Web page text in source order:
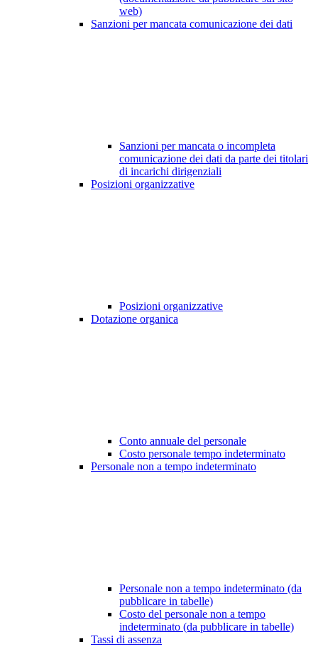
web)
Sanzioni per mancata comunicazione dei dati
Sanzioni per mancata o incompleta
comunicazione dei dati da parte dei titolari
di incarichi dirigenziali
Posizioni organizzative
Posizioni organizzative
Dotazione organica
Conto annuale del personale
Costo personale tempo indeterminato
Personale non a tempo indeterminato
Personale non a tempo indeterminato (da
pubblicare in tabelle)
Costo del personale non a tempo
indeterminato (da pubblicare in tabelle)
Tassi di assenza